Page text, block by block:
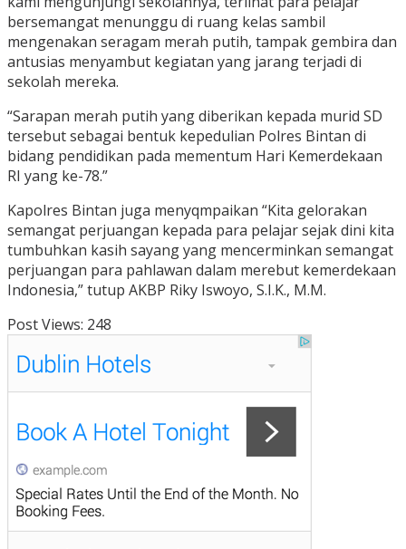
bersemangat menunggu di ruang kelas sambil
mengenakan seragam merah putih, tampak gembira dan
antusias menyambut kegiatan yang jarang terjadi di
sekolah mereka.
“Sarapan merah putih yang diberikan kepada murid SD
tersebut sebagai bentuk kepedulian Polres Bintan di
bidang pendidikan pada mementum Hari Kemerdekaan
RI yang ke-78.”
Kapolres Bintan juga menyqmpaikan “Kita gelorakan
semangat perjuangan kepada para pelajar sejak dini kita
tumbuhkan kasih sayang yang mencerminkan semangat
perjuangan para pahlawan dalam merebut kemerdekaan
Indonesia,” tutup AKBP Riky Iswoyo, S.I.K., M.M.
Post Views: 248